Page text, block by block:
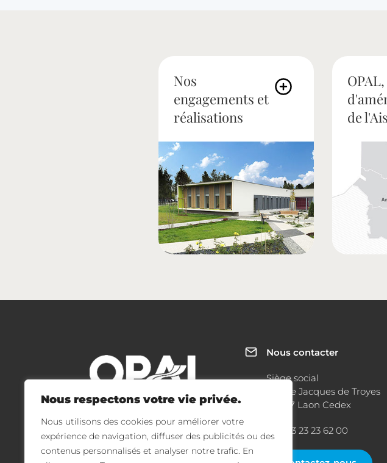
Nous respectons votre vie privée.
Nous utilisons des cookies pour améliorer votre
expérience de navigation, diffuser des publicités ou des
contenus personnalisés et analyser notre trafic. En
Nos
engagements et
réalisations
de
Nous contacter
Siège social
1 place Jacques de Troyes
02007 Laon Cedex
Tél : 03 23 23 62 00